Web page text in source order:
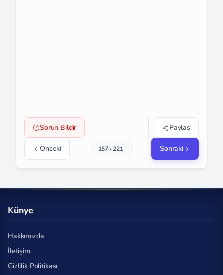
Sorun Bildir Paylaş
Önceki 157 / 221 Sonraki
Künye
Hakkımızda
İletişim
Gizlilik Politikası